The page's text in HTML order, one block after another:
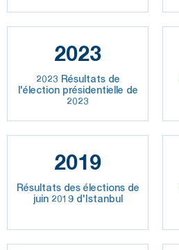
2023
2023 Résultats de
l'élection présidentielle de
2023
2019
Résultats des élections de
juin 2019 d'Istanbul